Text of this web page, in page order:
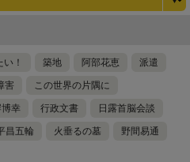
！ 築地 阿部花恵 派遣
害 この世界の片隅に
博幸 行政文書 日露首脳会談
昌五輪 火垂るの墓 野間易通